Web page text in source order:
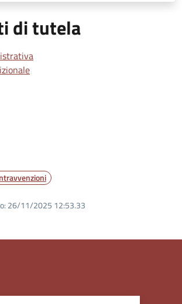
di tutela
26/11/2025 12:53.33